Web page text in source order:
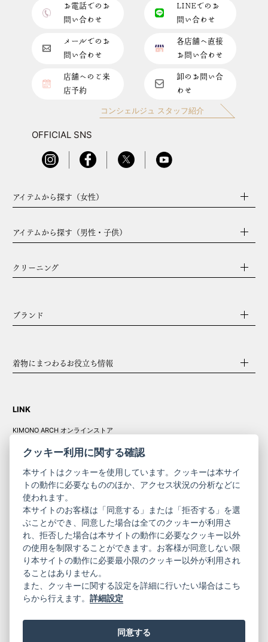
お電話でのお
問い合わせ
LINEでのお
問い合わせ
メールでのお
問い合わせ
各店舗へ直接
お問い合わせ
店舗へのご来
店予約
卸のお問い合
わせ
コンシェルジュ スタッフ紹介
OFFICIAL SNS
アイテムから探す（女性）
アイテムから探す（男性・子供）
クリーニング
ブランド
着物にまつわるお役立ち情報
LINK
KIMONO ARCH オンラインストア
コーポレート
サイト
きものやまと振
袖
サイト
ニュースレター
ご利用案内
お問い合わせ
プライバシーポリシー
特定商取引法に基づく表記
ご利用規約
クッキー利用に関する確認
本サイトはクッキーを使用しています。クッキーは本サイ
トの動作に必要なもののほか、アクセス状況の分析などに
使われます。
本サイトのお客様は「同意する」または「拒否する」を選
ぶことができ、同意した場合は全てのクッキーが利用さ
れ、拒否した場合は本サイトの動作に必要なクッキー以外
の使用を制限することができます。お客様が同意しない限
り本サイトの動作に必要最小限のクッキー以外が利用され
ることはありません。
また、クッキーに関する設定を詳細に行いたい場合はこち
らから行えます。詳細設定
同意する